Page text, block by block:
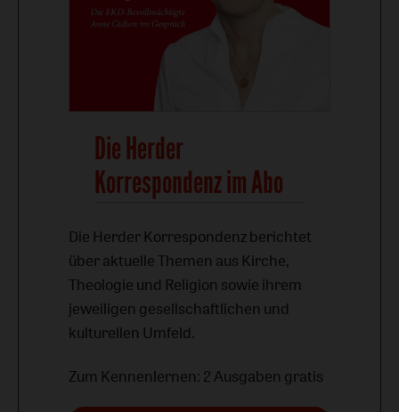
Die Herder
Korrespondenz im Abo
Die Herder Korrespondenz berichtet
über aktuelle Themen aus Kirche,
Theologie und Religion sowie ihrem
jeweiligen gesellschaftlichen und
kulturellen Umfeld.
Zum Kennenlernen: 2 Ausgaben gratis